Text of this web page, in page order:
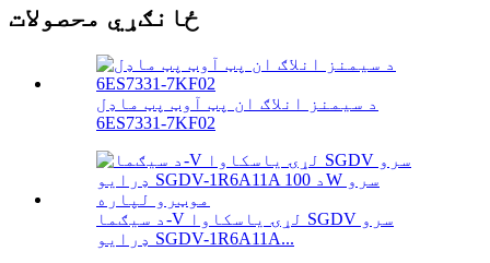
ځانګړي محصولات
د سیمنز انلاګ ان پټ آوټ پټ ماډل
6ES7331-7KF02
د سیګما-V لړۍ یاسکاوا SGDV سرو
ډرایو SGDV-1R6A11A...